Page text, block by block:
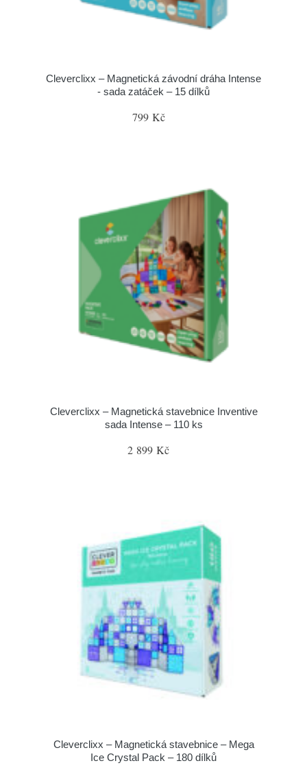
Cleverclixx – Magnetická závodní dráha Intense
- sada zatáček – 15 dílků
799 Kč
Cleverclixx – Magnetická stavebnice Inventive
sada Intense – 110 ks
2 899 Kč
Cleverclixx – Magnetická stavebnice – Mega
Ice Crystal Pack – 180 dílků